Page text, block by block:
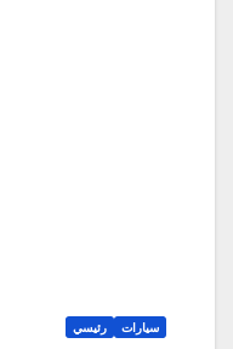
سيارات رئيسي